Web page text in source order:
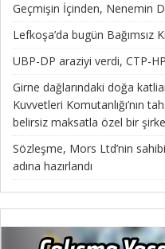
Geçmişin İçinden, Nenemin
Lefkoşa’da bugün Bağımsız
UBP-DP araziyi verdi, CTP-
Girne dağlarındaki doğa
Kuvvetleri Komutanlığı’nın
belirsiz maksatla özel bir
Sözleşme, Mors Ltd’nin
adına hazırlandı